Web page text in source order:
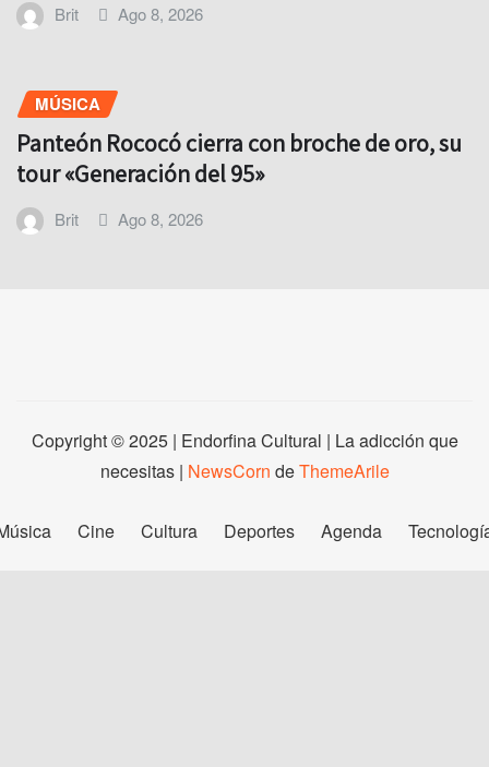
Brit Ago 8, 2026
MÚSICA
Panteón Rococó cierra con broche de oro, su
tour «Generación del 95»
Brit Ago 8, 2026
Copyright © 2025 | Endorfina Cultural | La adicción que
necesitas | NewsCorn deThemeArile
Cine Cultura Deportes Agenda